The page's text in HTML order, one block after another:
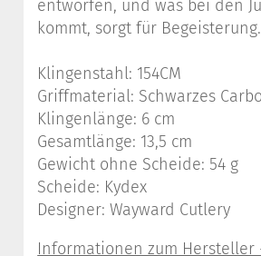
entworfen, und was bei den
kommt, sorgt für Begeisterung.
Klingenstahl: 154CM
Griffmaterial: Schwarzes
Klingenlänge: 6 cm
Gesamtlänge: 13,5 cm
Gewicht ohne Scheide: 54 g
Scheide: Kydex
Designer: Wayward Cutlery